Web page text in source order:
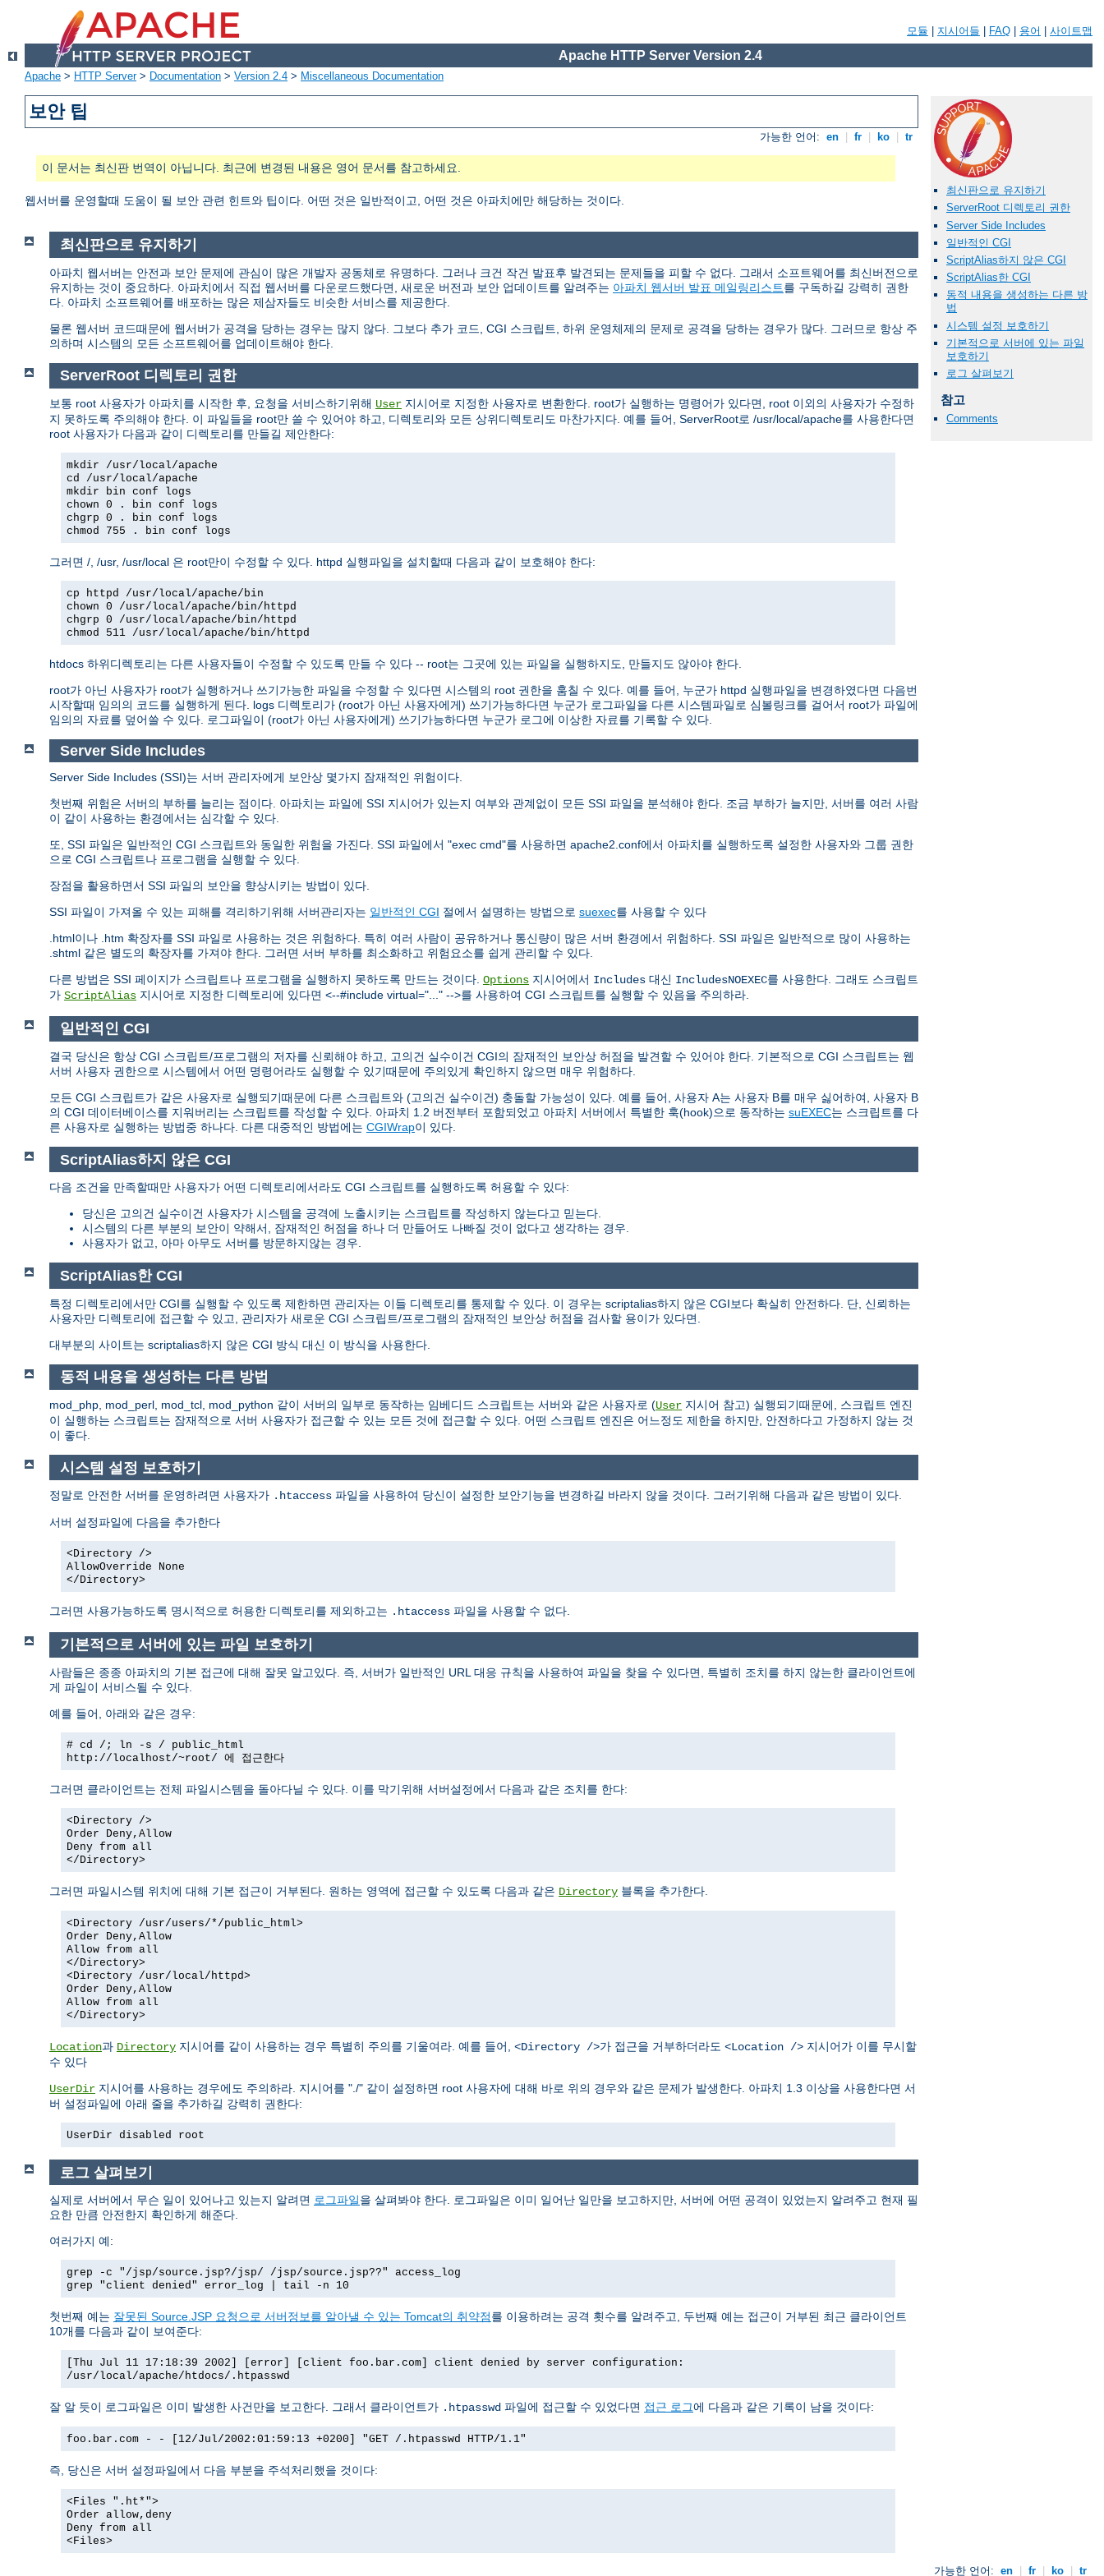
모듈 지시어들 FAQ 용어 사이트맵
Apache HTTP Server Version 2.4
Apache > HTTP Server> Documentation > Version 2.4 > Miscellaneous Documentation
보안 팁
가능한 언어: en fr ko tr
이 문서는 최신판 번역이 아닙니다. 최근에 변경된 내용은 영어 문서를 참고하세요.
웹서버를 운영할때 도움이 될 보안 관련 힌트와 팁이다. 어떤 것은 일반적이고, 어떤 것은 아파치에만 해당하는 것이다.
최신판으로 유지하기
ServerRoot 디렉토리 권한
Server Side Includes
일반적인 CGI
ScriptAlias하지 않은 CGI
ScriptAlias한 CGI
동적 내용을 생성하는 다른 방
법
시스템 설정 보호하기
기본적으로 서버에 있는 파일
보호하기
로그 살펴보기
참고
Comments
최신판으로 유지하기
아파치 웹서버는 안전과 보안 문제에 관심이 많은 개발자 공동체로 유명하다. 그러나 크건 작건 발표후 발견되는 문제들을 피할 수 없다. 그래서 소프트웨어를 최신버전으로
유지하는 것이 중요하다. 아파치에서 직접 웹서버를 다운로드했다면, 새로운 버전과 보안 업데이트를 알려주는 아파치 웹서버 발표 메일링리스트를 구독하길 강력히 권한
다. 아파치 소프트웨어를 배포하는 많은 제삼자들도 비슷한 서비스를 제공한다.
물론 웹서버 코드때문에 웹서버가 공격을 당하는 경우는 많지 않다. 그보다 추가 코드, CGI 스크립트, 하위 운영체제의 문제로 공격을 당하는 경우가 많다. 그러므로 항상 주
의하며 시스템의 모든 소프트웨어를 업데이트해야 한다.
ServerRoot 디렉토리 권한
보통 root 사용자가 아파치를 시작한 후, 요청을 서비스하기위해 User 지시어로 지정한 사용자로 변환한다. root가 실행하는 명령어가 있다면, root 이외의 사용자가 수정하
지 못하도록 주의해야 한다. 이 파일들을 root만 쓸 수 있어야 하고, 디렉토리와 모든 상위디렉토리도 마찬가지다. 예를 들어, ServerRoot로 /usr/local/apache를 사용한다면
root 사용자가 다음과 같이 디렉토리를 만들길 제안한다:
mkdir /usr/local/apache
cd /usr/local/apache
mkdir bin conf logs
chown 0 . bin conf logs
chgrp 0 . bin conf logs
chmod 755 . bin conf logs
그러면 /, /usr, /usr/local 은 root만이 수정할 수 있다. httpd 실행파일을 설치할때 다음과 같이 보호해야 한다:
cp httpd /usr/local/apache/bin
chown 0 /usr/local/apache/bin/httpd
chgrp 0 /usr/local/apache/bin/httpd
chmod 511 /usr/local/apache/bin/httpd
htdocs 하위디렉토리는 다른 사용자들이 수정할 수 있도록 만들 수 있다 -- root는 그곳에 있는 파일을 실행하지도, 만들지도 않아야 한다.
root가 아닌 사용자가 root가 실행하거나 쓰기가능한 파일을 수정할 수 있다면 시스템의 root 권한을 훔칠 수 있다. 예를 들어, 누군가 httpd 실행파일을 변경하였다면 다음번
시작할때 임의의 코드를 실행하게 된다. logs 디렉토리가 (root가 아닌 사용자에게) 쓰기가능하다면 누군가 로그파일을 다른 시스템파일로 심볼링크를 걸어서 root가 파일에
임의의 자료를 덮어쓸 수 있다. 로그파일이 (root가 아닌 사용자에게) 쓰기가능하다면 누군가 로그에 이상한 자료를 기록할 수 있다.
Server Side Includes
Server Side Includes (SSI)는 서버 관리자에게 보안상 몇가지 잠재적인 위험이다.
첫번째 위험은 서버의 부하를 늘리는 점이다. 아파치는 파일에 SSI 지시어가 있는지 여부와 관계없이 모든 SSI 파일을 분석해야 한다. 조금 부하가 늘지만, 서버를 여러 사람
이 같이 사용하는 환경에서는 심각할 수 있다.
또, SSI 파일은 일반적인 CGI 스크립트와 동일한 위험을 가진다. SSI 파일에서 "exec cmd"를 사용하면 apache2.conf에서 아파치를 실행하도록 설정한 사용자와 그룹 권한
으로 CGI 스크립트나 프로그램을 실행할 수 있다.
장점을 활용하면서 SSI 파일의 보안을 향상시키는 방법이 있다.
SSI 파일이 가져올 수 있는 피해를 격리하기위해 서버관리자는 일반적인 CGI 절에서 설명하는 방법으로 suexec를 사용할 수 있다
.html이나 .htm 확장자를 SSI 파일로 사용하는 것은 위험하다. 특히 여러 사람이 공유하거나 통신량이 많은 서버 환경에서 위험하다. SSI 파일은 일반적으로 많이 사용하는
.shtml 같은 별도의 확장자를 가져야 한다. 그러면 서버 부하를 최소화하고 위험요소를 쉽게 관리할 수 있다.
다른 방법은 SSI 페이지가 스크립트나 프로그램을 실행하지 못하도록 만드는 것이다. Options 지시어에서 Includes 대신 IncludesNOEXEC를 사용한다. 그래도 스크립트
가 ScriptAlias 지시어로 지정한 디렉토리에 있다면 <--#include virtual="..." -->를 사용하여 CGI 스크립트를 실행할 수 있음을 주의하라.
일반적인 CGI
결국 당신은 항상 CGI 스크립트/프로그램의 저자를 신뢰해야 하고, 고의건 실수이건 CGI의 잠재적인 보안상 허점을 발견할 수 있어야 한다. 기본적으로 CGI 스크립트는 웹
서버 사용자 권한으로 시스템에서 어떤 명령어라도 실행할 수 있기때문에 주의있게 확인하지 않으면 매우 위험하다.
모든 CGI 스크립트가 같은 사용자로 실행되기때문에 다른 스크립트와 (고의건 실수이건) 충돌할 가능성이 있다. 예를 들어, 사용자 A는 사용자 B를 매우 싫어하여, 사용자 B
의 CGI 데이터베이스를 지워버리는 스크립트를 작성할 수 있다. 아파치 1.2 버전부터 포함되었고 아파치 서버에서 특별한 훅(hook)으로 동작하는 suEXEC는 스크립트를 다
른 사용자로 실행하는 방법중 하나다. 다른 대중적인 방법에는 CGIWrap이 있다.
ScriptAlias하지 않은 CGI
다음 조건을 만족할때만 사용자가 어떤 디렉토리에서라도 CGI 스크립트를 실행하도록 허용할 수 있다:
당신은 고의건 실수이건 사용자가 시스템을 공격에 노출시키는 스크립트를 작성하지 않는다고 믿는다.
시스템의 다른 부분의 보안이 약해서, 잠재적인 허점을 하나 더 만들어도 나빠질 것이 없다고 생각하는 경우.
사용자가 없고, 아마 아무도 서버를 방문하지않는 경우.
ScriptAlias한 CGI
특정 디렉토리에서만 CGI를 실행할 수 있도록 제한하면 관리자는 이들 디렉토리를 통제할 수 있다. 이 경우는 scriptalias하지 않은 CGI보다 확실히 안전하다. 단, 신뢰하는
사용자만 디렉토리에 접근할 수 있고, 관리자가 새로운 CGI 스크립트/프로그램의 잠재적인 보안상 허점을 검사할 용이가 있다면.
대부분의 사이트는 scriptalias하지 않은 CGI 방식 대신 이 방식을 사용한다.
동적 내용을 생성하는 다른 방법
mod_php, mod_perl, mod_tcl, mod_python 같이 서버의 일부로 동작하는 임베디드 스크립트는 서버와 같은 사용자로 (User 지시어 참고) 실행되기때문에, 스크립트 엔진
이 실행하는 스크립트는 잠재적으로 서버 사용자가 접근할 수 있는 모든 것에 접근할 수 있다. 어떤 스크립트 엔진은 어느정도 제한을 하지만, 안전하다고 가정하지 않는 것
이 좋다.
시스템 설정 보호하기
정말로 안전한 서버를 운영하려면 사용자가 .htaccess 파일을 사용하여 당신이 설정한 보안기능을 변경하길 바라지 않을 것이다. 그러기위해 다음과 같은 방법이 있다.
서버 설정파일에 다음을 추가한다
<Directory />
AllowOverride None
</Directory>
그러면 사용가능하도록 명시적으로 허용한 디렉토리를 제외하고는 .htaccess 파일을 사용할 수 없다.
기본적으로 서버에 있는 파일 보호하기
사람들은 종종 아파치의 기본 접근에 대해 잘못 알고있다. 즉, 서버가 일반적인 URL 대응 규칙을 사용하여 파일을 찾을 수 있다면, 특별히 조치를 하지 않는한 클라이언트에
게 파일이 서비스될 수 있다.
예를 들어, 아래와 같은 경우:
# cd /; ln -s / public_html
http://localhost/~root/ 에 접근한다
그러면 클라이언트는 전체 파일시스템을 돌아다닐 수 있다. 이를 막기위해 서버설정에서 다음과 같은 조치를 한다:
<Directory />
Order Deny,Allow
Deny from all
</Directory>
그러면 파일시스템 위치에 대해 기본 접근이 거부된다. 원하는 영역에 접근할 수 있도록 다음과 같은 Directory 블록을 추가한다.
<Directory /usr/users/*/public_html>
Order Deny,Allow
Allow from all
</Directory>
<Directory /usr/local/httpd>
Order Deny,Allow
Allow from all
</Directory>
Location과 Directory 지시어를 같이 사용하는 경우 특별히 주의를 기울여라. 예를 들어, <Directory />가 접근을 거부하더라도 <Location /> 지시어가 이를 무시할
수 있다
UserDir 지시어를 사용하는 경우에도 주의하라. 지시어를 "./" 같이 설정하면 root 사용자에 대해 바로 위의 경우와 같은 문제가 발생한다. 아파치 1.3 이상을 사용한다면 서
버 설정파일에 아래 줄을 추가하길 강력히 권한다:
UserDir disabled root
로그 살펴보기
실제로 서버에서 무슨 일이 있어나고 있는지 알려면 로그파일을 살펴봐야 한다. 로그파일은 이미 일어난 일만을 보고하지만, 서버에 어떤 공격이 있었는지 알려주고 현재 필
요한 만큼 안전한지 확인하게 해준다.
여러가지 예:
grep -c "/jsp/source.jsp?/jsp/ /jsp/source.jsp??" access_log
grep "client denied" error_log | tail -n 10
첫번째 예는 잘못된 Source.JSP 요청으로 서버정보를 알아낼 수 있는 Tomcat의 취약점를 이용하려는 공격 횟수를 알려주고, 두번째 예는 접근이 거부된 최근 클라이언트
10개를 다음과 같이 보여준다:
[Thu Jul 11 17:18:39 2002] [error] [client foo.bar.com] client denied by server configuration:
/usr/local/apache/htdocs/.htpasswd
잘 알 듯이 로그파일은 이미 발생한 사건만을 보고한다. 그래서 클라이언트가 .htpasswd 파일에 접근할 수 있었다면 접근 로그에 다음과 같은 기록이 남을 것이다:
foo.bar.com - - [12/Jul/2002:01:59:13 +0200] "GET /.htpasswd HTTP/1.1"
즉, 당신은 서버 설정파일에서 다음 부분을 주석처리했을 것이다:
<Files ".ht*">
Order allow,deny
Deny from all
<Files>
가능한 언어: en fr ko tr